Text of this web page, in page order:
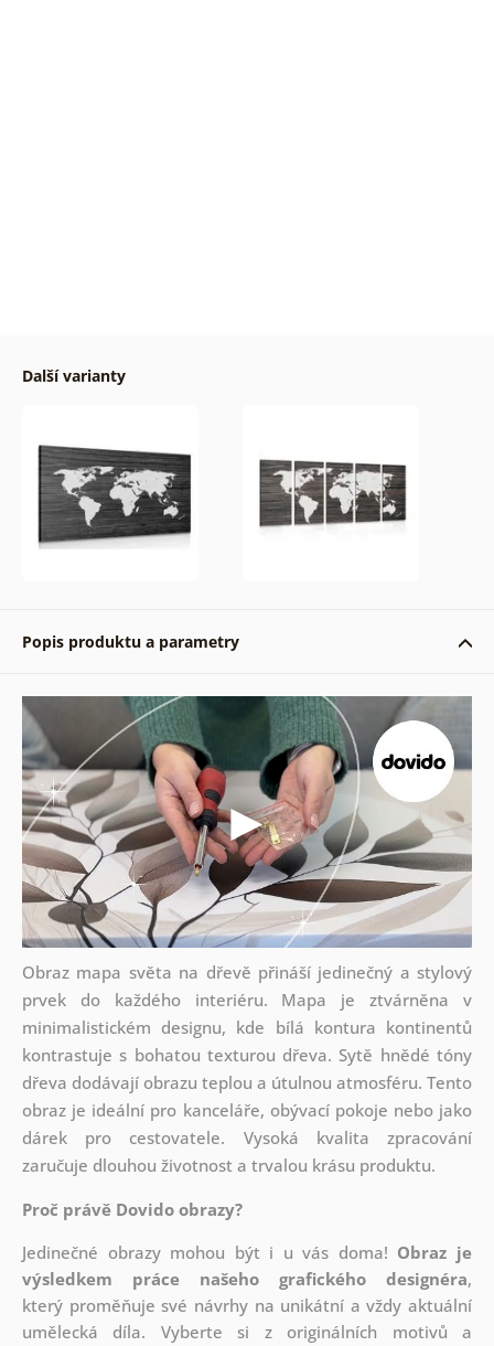
Další varianty
Popis produktu a parametry
Obraz mapa světa na dřevě přináší jedinečný a stylový
prvek do každého interiéru. Mapa je ztvárněna v
minimalistickém designu, kde bílá kontura kontinentů
kontrastuje s bohatou texturou dřeva. Sytě hnědé tóny
dřeva dodávají obrazu teplou a útulnou atmosféru. Tento
obraz je ideální pro kanceláře, obývací pokoje nebo jako
dárek pro cestovatele. Vysoká kvalita zpracování
zaručuje dlouhou životnost a trvalou krásu produktu.
Proč právě Dovido obrazy?
Jedinečné obrazy mohou být i u vás doma! Obraz je
výsledkem práce našeho grafického designéra,
který proměňuje své návrhy na unikátní a vždy aktuální
umělecká díla. Vyberte si z originálních motivů a